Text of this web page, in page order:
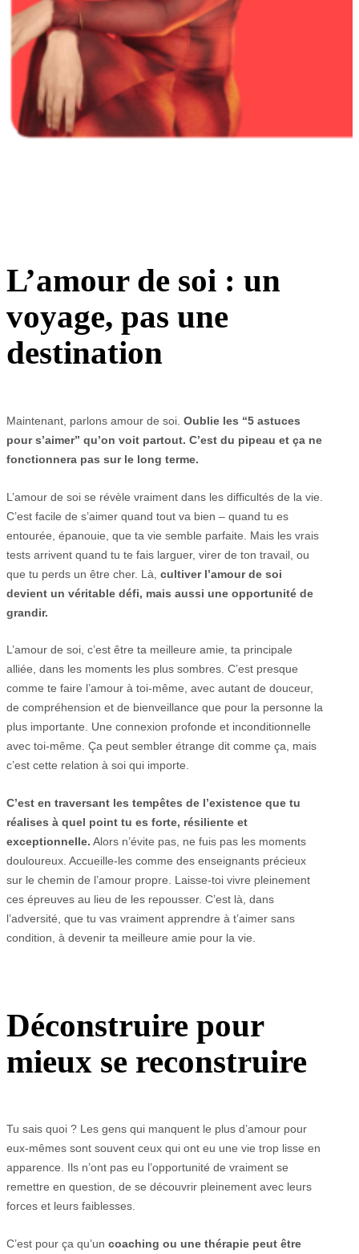
L’amour de soi : un
voyage, pas une
destination
Maintenant, parlons amour de soi. Oublie les “5 astuces
pour s’aimer” qu’on voit partout. C’est du pipeau et ça ne
fonctionnera pas sur le long terme.
L’amour de soi se révèle vraiment dans les difficultés de la vie.
C’est facile de s’aimer quand tout va bien – quand tu es
entourée, épanouie, que ta vie semble parfaite. Mais les vrais
tests arrivent quand tu te fais larguer, virer de ton travail, ou
que tu perds un être cher. Là, cultiver l’amour de soi
devient un véritable défi, mais aussi une opportunité de
grandir.
L’amour de soi, c’est être ta meilleure amie, ta principale
alliée, dans les moments les plus sombres. C’est presque
comme te faire l’amour à toi-même, avec autant de douceur,
de compréhension et de bienveillance que pour la personne la
plus importante. Une connexion profonde et inconditionnelle
avec toi-même. Ça peut sembler étrange dit comme ça, mais
c’est cette relation à soi qui importe.
C’est en traversant les tempêtes de l’existence que tu
réalises à quel point tu es forte, résiliente et
exceptionnelle. Alors n’évite pas, ne fuis pas les moments
douloureux. Accueille-les comme des enseignants précieux
sur le chemin de l’amour propre. Laisse-toi vivre pleinement
ces épreuves au lieu de les repousser. C’est là, dans
l’adversité, que tu vas vraiment apprendre à t’aimer sans
condition, à devenir ta meilleure amie pour la vie.
Déconstruire pour
mieux se reconstruire
Tu sais quoi ? Les gens qui manquent le plus d’amour pour
eux-mêmes sont souvent ceux qui ont eu une vie trop lisse en
apparence. Ils n’ont pas eu l’opportunité de vraiment se
remettre en question, de se découvrir pleinement avec leurs
forces et leurs faiblesses.
C’est pour ça qu’un coaching ou une thérapie peut être